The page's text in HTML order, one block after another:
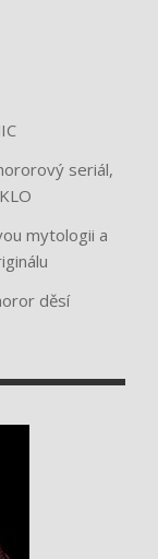
seriál,
mytologii a
děsí